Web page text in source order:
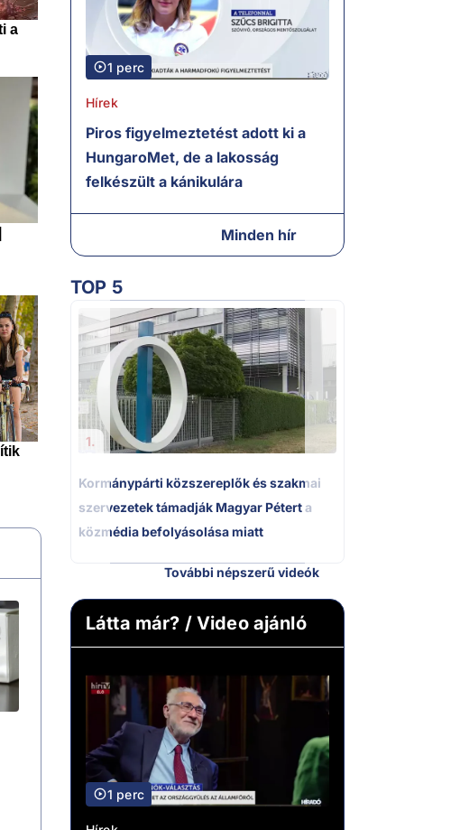
1 perc
Hírek
Piros figyelmeztetést adott ki a
HungaroMet, de a lakosság
felkészült a kánikulára
Minden hír
TOP 5
1.
Kormánypárti közszereplők és szakmai
szervezetek támadják Magyar Pétert a
közmédia befolyásolása miatt
További népszerű videók
Látta már? / Video ajánló
1 perc